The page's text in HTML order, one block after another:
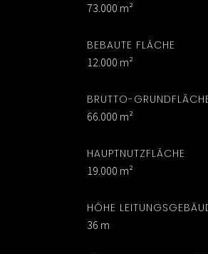
73.000 m²
BEBAUTE FLÄCHE
12.000 m²
BRUTTO-
66.000 m²
HAUPTNUTZFLÄCHE
19.000 m²
HÖHE
36 m